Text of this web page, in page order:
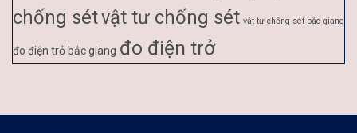
chống sétvật tư chống sét vật tư chống sét bắc giang
đo điện trỏ bắc giang đo điện trở